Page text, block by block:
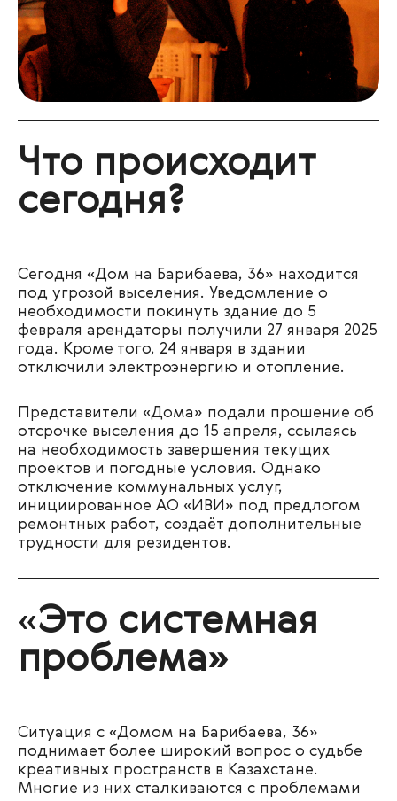
Что происходит
сегодня?
Сегодня «Дом на Барибаева, 36» находится
под угрозой выселения. Уведомление о
необходимости покинуть здание до 5
февраля арендаторы получили 27 января 2025
года. Кроме того, 24 января в здании
отключили электроэнергию и отопление.
Представители «Дома» подали прошение об
отсрочке выселения до 15 апреля, ссылаясь
на необходимость завершения текущих
проектов и погодные условия. Однако
отключение коммунальных услуг,
инициированное АО «ИВИ» под предлогом
ремонтных работ, создаёт дополнительные
трудности для резидентов.
«Это системная
проблема»
Ситуация с «Домом на Барибаева, 36»
поднимает более широкий вопрос о судьбе
креативных пространств в Казахстане.
Многие из них сталкиваются с проблемами